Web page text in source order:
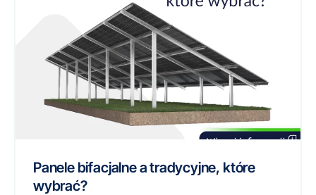
Panele bifacjalne a tradycyjne, które
wybrać?